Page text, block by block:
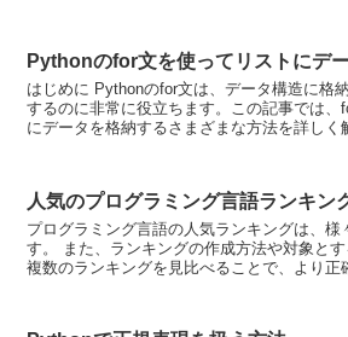
Pythonのfor文を使ってリストにデ
はじめに Pythonのfor文は、データ構造に格
するのに非常に役立ちます。この記事では、
にデータを格納するさまざまな方法を詳しく
人気のプログラミング言語ランキン
プログラミング言語の人気ランキングは、様
す。 また、ランキングの作成方法や対象とす
複数のランキングを見比べることで、より正